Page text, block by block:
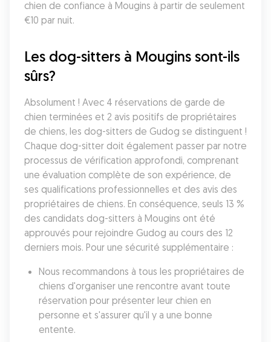
chien de confiance à Mougins à partir de seulement
€10 par nuit.
Les dog-sitters à Mougins sont-ils
sûrs?
Absolument ! Avec 4 réservations de garde de
chien terminées et 2 avis positifs de propriétaires
de chiens, les dog-sitters de Gudog se distinguent !
Chaque dog-sitter doit également passer par notre
processus de vérification approfondi, comprenant
une évaluation complète de son expérience, de
ses qualifications professionnelles et des avis des
propriétaires de chiens. En conséquence, seuls 13 %
des candidats dog-sitters à Mougins ont été
approuvés pour rejoindre Gudog au cours des 12
derniers mois. Pour une sécurité supplémentaire :
Nous recommandons à tous les propriétaires de
chiens d'organiser une rencontre avant toute
réservation pour présenter leur chien en
personne et s'assurer qu'il y a une bonne
entente.